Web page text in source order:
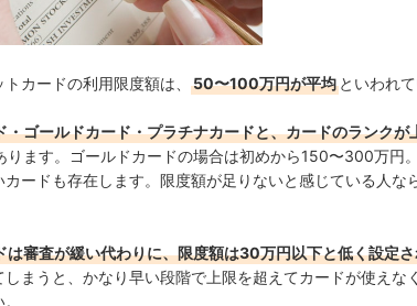
カードの利用限度額は、 50〜100万円が平均 といわれて
・ゴールドカード・プラチナカードと、カードのランクが
ります。ゴールドカードの場合は初めから150〜300万円
ードも存在します。限度額が足りないと感じている人な
は審査が緩い代わりに、限度額は30万円以下と低く設定
しまうと、かなり早い段階で上限を超えてカードが使えな